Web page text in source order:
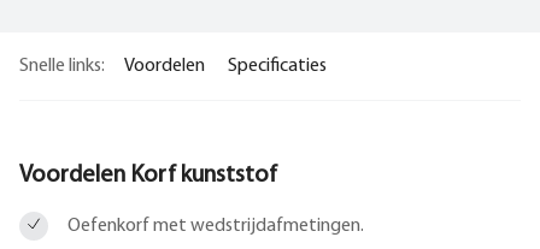
Snelle links: Voordelen Specificaties
Voordelen Korf kunststof
Oefenkorf met wedstrijdafmetingen.